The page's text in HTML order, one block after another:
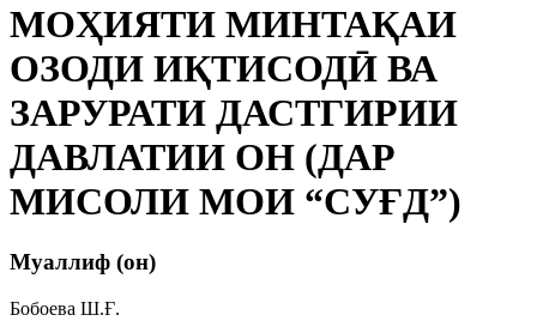
МОҲИЯТИ МИНТАҚАИ
ОЗОДИ ИҚТИСОДӢ ВА
ЗАРУРАТИ ДАСТГИРИИ
ДАВЛАТИИ ОН (ДАР
МИСОЛИ МОИ “СУҒД”)
Муаллиф (он)
Бобоева Ш.Ғ.